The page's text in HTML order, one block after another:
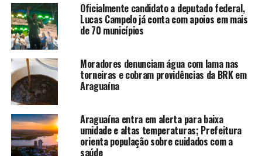
Oficialmente candidato a deputado federal,
Lucas Campelo já conta com apoios em mais
de 70 municípios
Moradores denunciam água com lama nas
torneiras e cobram providências da BRK em
Araguaína
Araguaína entra em alerta para baixa
umidade e altas temperaturas; Prefeitura
orienta população sobre cuidados com a
saúde